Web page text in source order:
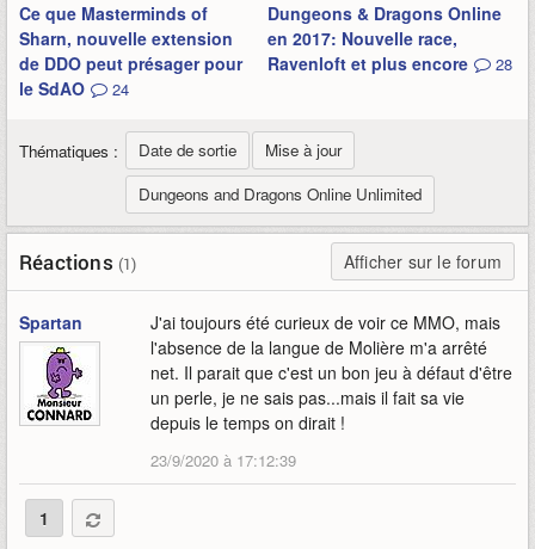
Ce que Masterminds of
Sharn, nouvelle extension
de DDO peut présager pour
le SdAO
24
Dungeons & Dragons Online
en 2017: Nouvelle race,
Ravenloft et plus encore
28
Thématiques : Date de sortie
Mise à jour
Dungeons and Dragons Online Unlimited
Réactions (1) Afficher sur le forum
Spartan
J'ai toujours été curieux de voir ce MMO, mais
l'absence de la langue de Molière m'a arrêté
net. Il parait que c'est un bon jeu à défaut d'être
un perle, je ne sais pas...mais il fait sa vie
depuis le temps on dirait !
23/9/2020 à 17:12:39
1